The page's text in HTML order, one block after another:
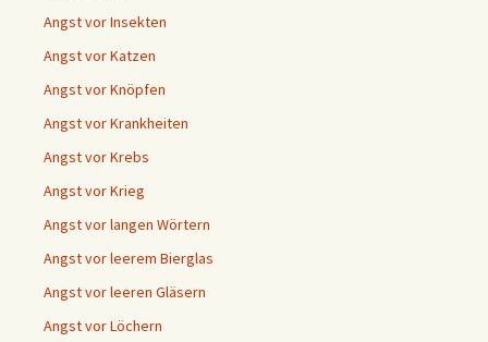
Angst vor Insekten
Angst vor Katzen
Angst vor Knöpfen
Angst vor Krankheiten
Angst vor Krebs
Angst vor Krieg
Angst vor langen Wörtern
Angst vor leerem Bierglas
Angst vor leeren Gläsern
Angst vor Löchern